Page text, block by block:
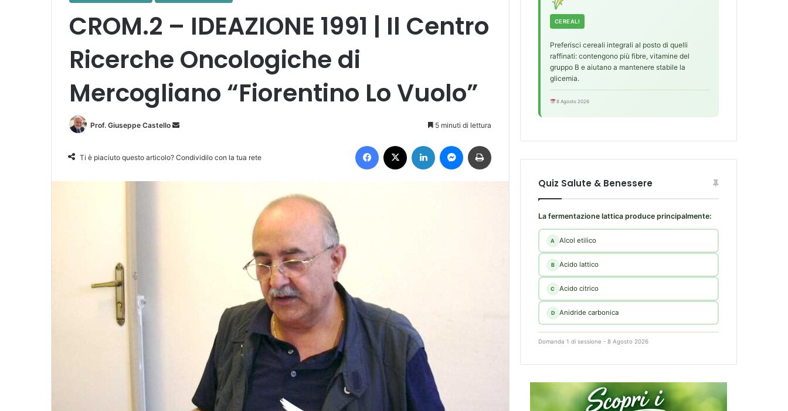
CROM.2 – IDEAZIONE 1991 | Il Centro
Ricerche Oncologiche di
Mercogliano “Fiorentino Lo Vuolo”
Prof. Giuseppe Castello
v
a
5 minuti di lettura
Ti è piaciuto questo articolo? Condividilo con la tua rete
CEREALI
Preferisci cereali integrali al posto di quelli
raffinati: contengono più fibre, vitamine del
gruppo B e aiutano a mantenere stabile la
glicemia.
8 Agosto 2026
Quiz Salute & Benessere
La fermentazione lattica produce principalmente:
A Alcol etilico
B Acido lattico
C Acido citrico
D Anidride carbonica
Domanda 1 di sessione - 8 Agosto 2026